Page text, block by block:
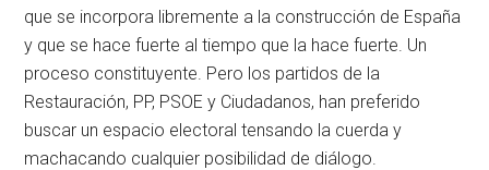
que se incorpora libremente a la construcción de España
y que se hace fuerte al tiempo que la hace fuerte. Un
proceso constituyente. Pero los partidos de la
Restauración, PP, PSOE y Ciudadanos, han preferido
buscar un espacio electoral tensando la cuerda y
machacando cualquier posibilidad de diálogo.